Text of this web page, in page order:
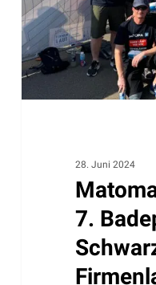
Schwarzwald
Firmenlauf
28. Juni 2024
7.